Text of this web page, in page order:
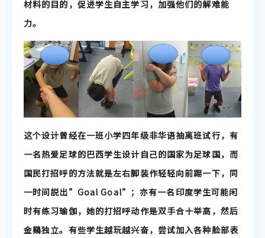
材料的目的，促进学生自主学习，加强他们的解难能
力。
这个设计曾经在一班小学四年级非华语抽离班试行，有
一名热爱足球的巴西学生设计自己的国家为足球国，而
国民打招呼的方法就是左右脚装作轻轻向前踢一下，同
一时间説出”Goal Goal”；亦有一名印度学生可能闲
时有练习瑜伽，她的打招呼动作是双手合十举高，然后
金鷄独立。有些学生越玩越兴奋，尝试加入各种脸部表